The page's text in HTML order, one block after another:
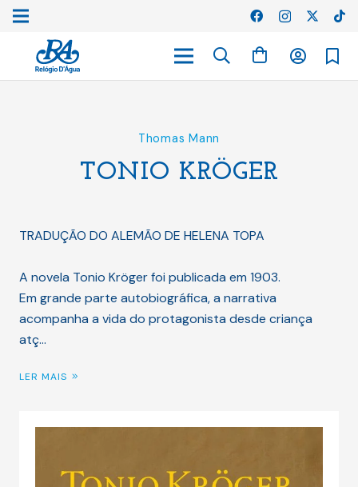
Thomas Mann
TONIO KRÖGER
TRADUÇÃO DO ALEMÃO DE HELENA TOPA
A novela Tonio Kröger foi publicada em 1903.
Em grande parte autobiográfica, a narrativa
acompanha a vida do protagonista desde criança
atç…
LER MAIS